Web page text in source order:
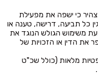
כי ישפה את מפעילת
כל תביעה, דרישה, טענה או
משימוש הגולש הנוגד את
את הדין או הזכויות של
מלאות (כולל שכ"ט